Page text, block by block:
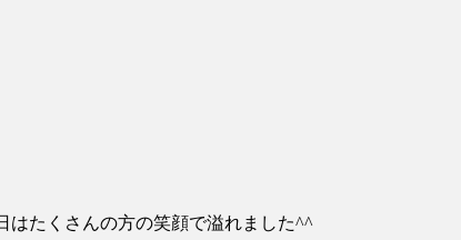
はたくさんの方の笑顔で溢れました^^